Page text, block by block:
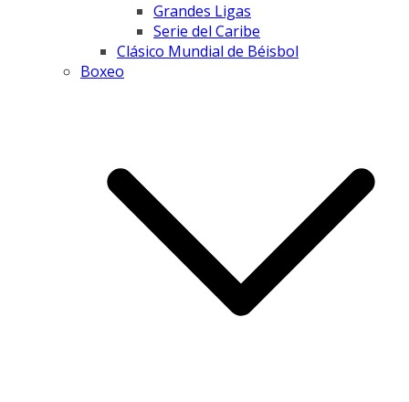
Grandes Ligas
Serie del Caribe
Clásico Mundial de Béisbol
Boxeo